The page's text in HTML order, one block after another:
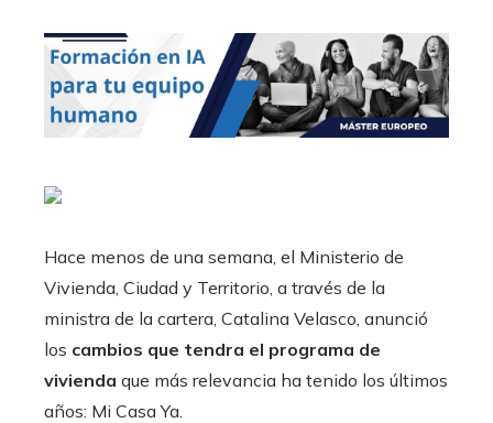
Hace menos de una semana, el Ministerio de
Vivienda, Ciudad y Territorio, a través de la
ministra de la cartera, Catalina Velasco, anunció
los cambios que tendra el programa de
vivienda que más relevancia ha tenido los últimos
años: Mi Casa Ya.